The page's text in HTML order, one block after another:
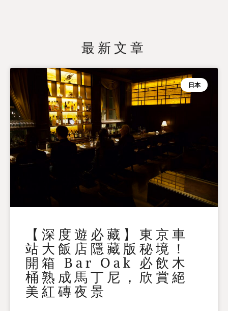
最新文章
日本
【深度遊必藏】東京車
站大飯店隱藏版秘境！
開箱 Bar Oak 必飲木
桶熟成馬丁尼，欣賞絕
美紅磚夜景